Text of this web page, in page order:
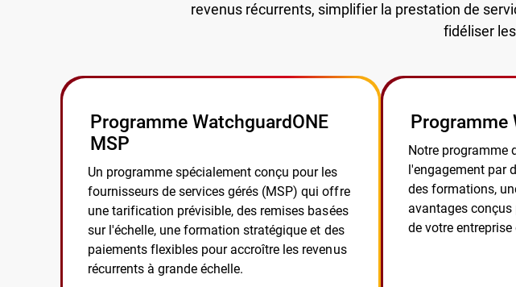
revenus récurrents, simplifier la prestation de
fidéliser
Programme WatchguardONE
MSP
Un programme spécialement conçu pour les
fournisseurs de services gérés (MSP) qui offre
une tarification prévisible, des remises basées
sur l'échelle, une formation stratégique et des
paiements flexibles pour accroître les revenus
récurrents à grande échelle.
Programme
Notre programme
l'engagement par
des formations,
avantages
de votre entreprise